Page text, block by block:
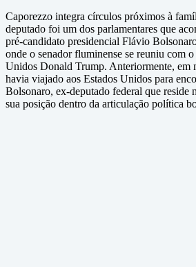
Caporezzo integra círculos próximos à
deputado foi um dos parlamentares que
pré-candidato presidencial Flávio
onde o senador fluminense se reuniu com
Unidos Donald Trump. Anteriormente, em
havia viajado aos Estados Unidos para
Bolsonaro, ex-deputado federal que reside
sua posição dentro da articulação política